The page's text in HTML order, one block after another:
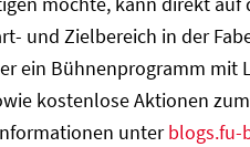
und Zielbereich in der
ein Bühnenprogramm mit
kostenlose Aktionen
unterblogs.fu-